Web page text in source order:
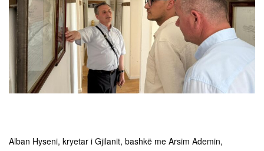
Alban Hyseni, kryetar i Gjilanit, bashkë me Arsim Ademin,